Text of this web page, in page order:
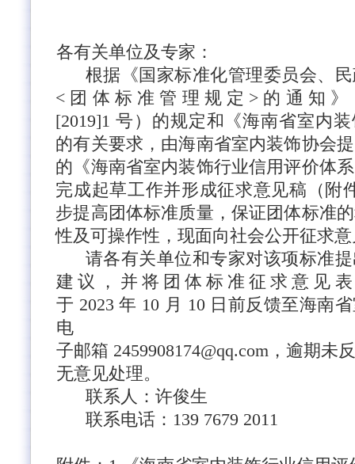
各有关单位及专家：
根据《国家标准化管理委员会、
<团体标准管理规定> 的通知
[2019]1 号）的规定和《海南省室内
的有关要求，由海南省室内装饰协会
的《海南省室内装饰行业信用评价体
完成起草工作并形成征求意见稿（ 附
步提高团体标准质量，保证团体标准
性及可操作性，现面向社会公开征求
请各有关单位和专家对该项标准
建议，并将团体标准征求意见
于 2023 年 10 月 10 日前反馈至海南
电
子邮箱 2459908174@qq.com，逾期未
无意见处理。
联系人：许俊生
联系电话： 139 7679 2011